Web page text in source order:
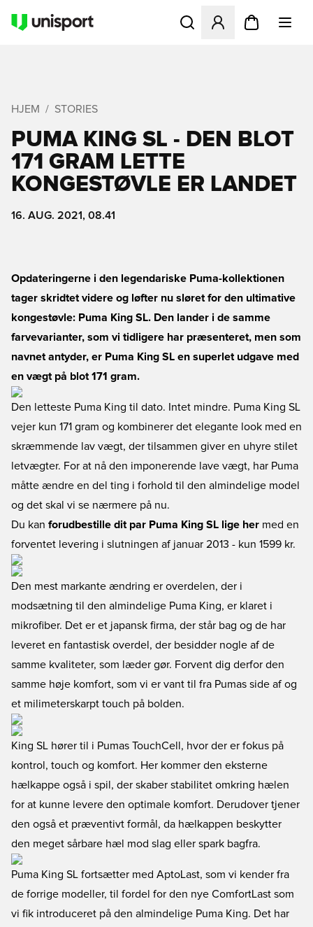
Åbner en Modal til at
HJEM STORIES
PUMA KING SL - DEN BLOT
171 GRAM LETTE
KONGESTØVLE ER LANDET
16. AUG. 2021, 08.41
Opdateringerne i den legendariske Puma-kollektionen
tager skridtet videre og løfter nu sløret for den ultimative
kongestøvle: Puma King SL. Den lander i de samme
farvevarianter, som vi tidligere har præsenteret, men som
navnet antyder, er Puma King SL en superlet udgave med
en vægt på blot 171 gram.
Den letteste Puma King til dato. Intet mindre. Puma King SL
vejer kun 171 gram og kombinerer det elegante look med en
skræmmende lav vægt, der tilsammen giver en uhyre stilet
letvægter. For at nå den imponerende lave vægt, har Puma
måtte ændre en del ting i forhold til den almindelige model
og det skal vi se nærmere på nu.
Du kan forudbestille dit par Puma King SL lige her med en
forventet levering i slutningen af januar 2013 - kun 1599 kr.
Den mest markante ændring er overdelen, der i
modsætning til den almindelige Puma King, er klaret i
mikrofiber. Det er et japansk firma, der står bag og de har
leveret en fantastisk overdel, der besidder nogle af de
samme kvaliteter, som læder gør. Forvent dig derfor den
samme høje komfort, som vi er vant til fra Pumas side af og
et milimeterskarpt touch på bolden.
King SL hører til i Pumas TouchCell, hvor der er fokus på
kontrol, touch og komfort. Her kommer den eksterne
hælkappe også i spil, der skaber stabilitet omkring hælen
for at kunne levere den optimale komfort. Derudover tjener
den også et præventivt formål, da hælkappen beskytter
den meget sårbare hæl mod slag eller spark bagfra.
Puma King SL fortsætter med AptoLast, som vi kender fra
de forrige modeller, til fordel for den nye ComfortLast som
vi fik introduceret på den almindelige Puma King. Det har